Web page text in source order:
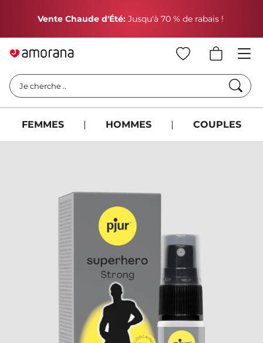
Vente Chaude d'Été: Jusqu'à 70 % de rabais !
Je cherche ..
FEMMES | HOMMES | COUPLES